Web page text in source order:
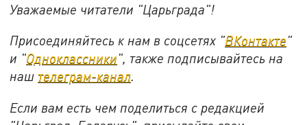
Уважаемые читатели "Царьграда"!
Присоединяйтесь к нам в соцсетях "ВКонтакте"
и "Одноклассники", также подписывайтесь на
наш телеграм-канал.
Если вам есть чем поделиться с редакцией